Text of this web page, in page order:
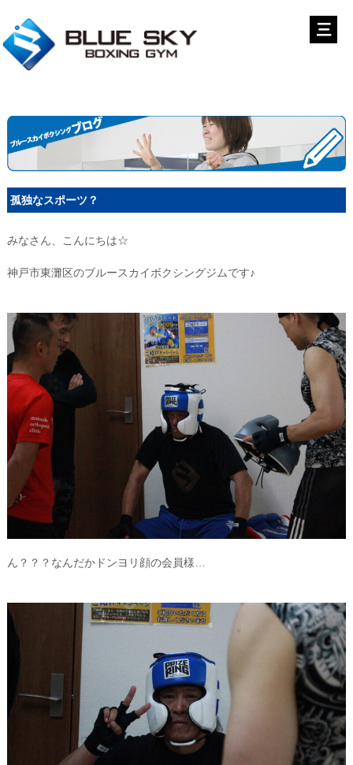
孤独なスポーツ？
みなさん、こんにちは☆
神戸市東灘区のブルースカイボクシングジムです♪
ん？？？なんだかドンヨリ顔の会員様…